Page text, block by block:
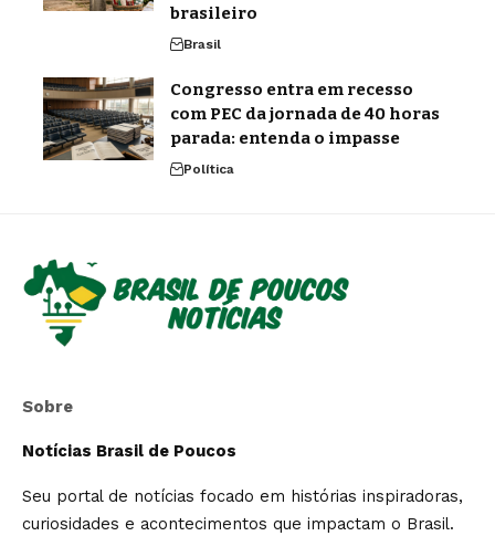
brasileiro
Brasil
Congresso entra em recesso
com PEC da jornada de 40 horas
parada: entenda o impasse
Política
Sobre
Notícias Brasil de Poucos
Seu portal de notícias focado em histórias inspiradoras,
curiosidades e acontecimentos que impactam o Brasil.